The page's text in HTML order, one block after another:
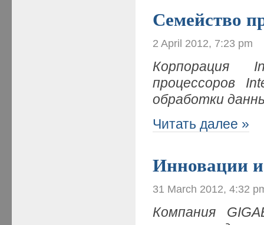
Семейство
2 April 2012, 7:23 pm
Корпорация
процессоров
обработки
Читать далее »
Инновации
31 March 2012, 4:32
Компания